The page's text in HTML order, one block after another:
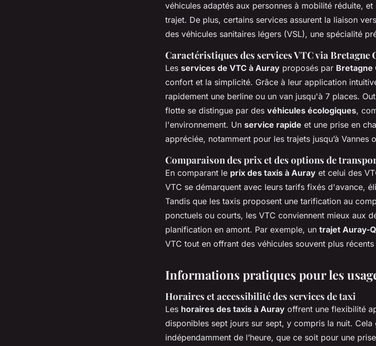
véhicules adaptés aux personnes à mobilité réduite,
trajet. De plus, certains services assurent la liaison
des véhicules sanitaires légers (VSL), une spécialité
Caractéristiques des services VTC via Bretagne
Les services de VTC à Auray proposés par Bretagne
confort et la simplicité. Grâce à leur application
rapidement une berline ou un van jusqu'à 7 places.
flotte se distingue par des véhicules écologiques,
l'environnement. Un service rapide et une prise en
appréciée, notamment pour les trajets jusqu’à Vannes
Comparaison des prix et des options de
En comparant le prix des taxis à Auray et celui des
VTC se démarquent avec leurs tarifs fixés d'avance,
Tandis que les taxis proposent une tarification au
ponctuels ou courts, les VTC conviennent mieux aux
planification en amont. Par exemple, un trajet Auray-
VTC tout en offrant des véhicules souvent plus
Informations pratiques pour les
Horaires et accessibilité des services de taxi
Les horaires des taxis à Auray offrent une flexibilité
disponibles sept jours sur sept, y compris la nuit.
indépendamment de l’heure, que ce soit pour une